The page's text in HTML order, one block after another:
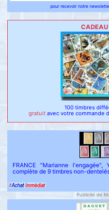
pour recevoir notre
CADEAU
100 timbres
gratuit avec votre commande
FRANCE "Marianne
complète de 9 timbres non-
Publicité de